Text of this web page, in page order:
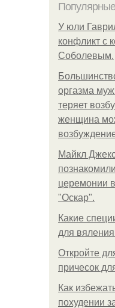
У юли
конфликт с
Соболевым.
оргазма
теряет
женщина
Майкл
церемонии
"Оскар".
Какие
для
Откройте
причесок
Как
похудении